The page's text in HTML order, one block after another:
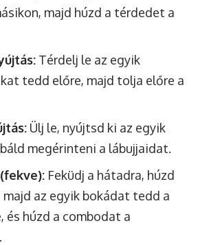
majd húzd a térdedet a
Térdelj le az egyik
tedd előre, majd tolja előre a
Ülj le, nyújtsd ki az egyik
megérinteni a lábujjaidat.
Feküdj a hátadra, húzd
az egyik bokádat tedd a
és húzd a combodat a